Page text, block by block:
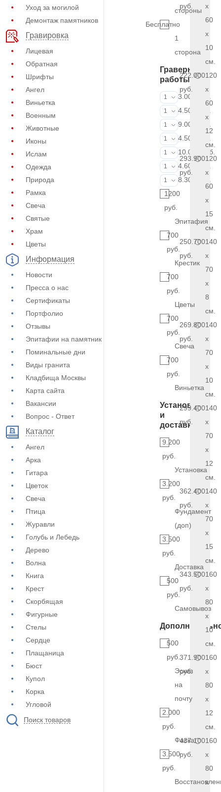
Уход за могилой
Демонтаж памятников
Гравировка
Лицевая
Обратная
Шрифты
Ангел
Виньетка
Военным
Животные
Иконы
Ислам
Одежда
Природа
Рамка
Свеча
Святые
Храм
Цветы
Информация
Новости
Пресса о нас
Сертификаты
Портфолио
Отзывы
Эпитафии на памятник
Поминальные дни
Виды гранита
Кладбища Москвы
Карта сайта
Вакансии
Вопрос - Ответ
Каталог
Ангел
Арка
Гитара
Цветок
Свеча
Птица
Журавли
Голубь и Лебедь
Дерево
Волна
Книга
Крест
Скорбящая
Фигурные
Стелы
Сердце
Плащаница
Бюст
Купол
Корка
Угловой
Поиск товаров
стороны
Бесплатно
1
сторона
Граверные
работы
ФИО и даты
1
3.000 руб.
ФИО и даты
1
4.500 руб.
ФИО и даты
1
9.000 руб.
Портрет
1
4.500 руб.
Портрет
1
10.000 руб.
Фотокерамика
1
4.600 руб.
Фото на
1
8.300 руб.
1200
руб.
Эпитафия
700
руб.
Крестик
700
руб.
Цветы
700
руб.
Свеча
700
руб.
Виньетка
Установка
и
доставка
9.200
руб.
Установка
3.200
руб.
Фундамент
(доп)
3.500
руб.
Доставка
500
руб.
Самовывоз
500
руб.
Эскиз
на
почту
2.000
руб.
Фаска
3.500
руб.
руб.
x
60
x
10
см.
222.000
руб.
120
x
60
x
12
см.
293.900
руб.
120
x
60
x
15
см.
250.700
руб.
140
x
70
x
8
см.
269.800
руб.
140
x
70
x
10
см.
299.400
руб.
140
x
70
x
12
см.
362.400
руб.
140
x
70
x
15
см.
343.500
руб.
160
x
80
x
10
см.
371.900
руб.
160
x
80
x
12
см.
437.100
руб.
160
x
80
x